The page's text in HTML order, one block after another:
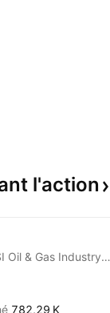
l'action
Cathay CSI Oil & Gas Industry ETF
‪782,29 K‬